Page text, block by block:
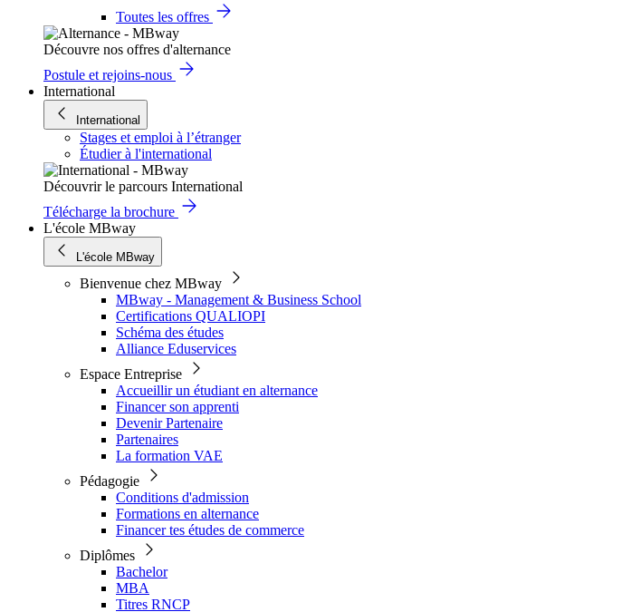
Toutes les offres
Découvre nos offres d'alternance
Postule et rejoins-nous
International
International
Stages et emploi à l’étranger
Étudier à l'international
Découvrir le parcours International
Télécharge la brochure
L'école MBway
L'école MBway
Bienvenue chez MBway
MBway - Management & Business School
Certifications QUALIOPI
Schéma des études
Alliance Eduservices
Espace Entreprise
Accueillir un étudiant en alternance
Financer son apprenti
Devenir Partenaire
Partenaires
La formation VAE
Pédagogie
Conditions d'admission
Formations en alternance
Financer tes études de commerce
Diplômes
Bachelor
MBA
Titres RNCP